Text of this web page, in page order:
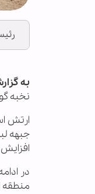
به
نخبه
ارتش
جبهه
در
منطقه